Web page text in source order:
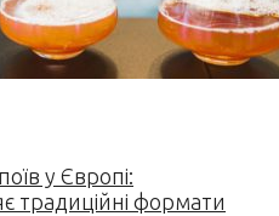
у Європі:
традиційні формати